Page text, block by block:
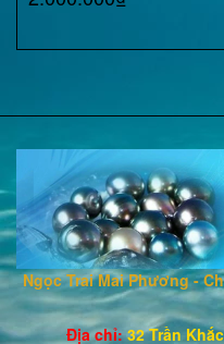
Ngọc Trai Mai Phương -
Địa chỉ: 32 Trần